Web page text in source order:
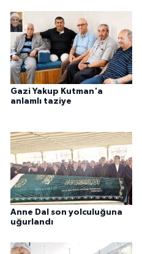
Gazi Yakup Kutman'a
anlamlı taziye
Anne Dal son yolculuğuna
uğurlandı